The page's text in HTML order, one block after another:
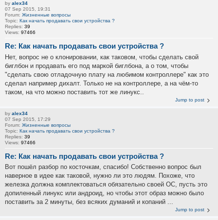
by alex34
07 Sep 2015, 19:31
Forum: Жизненные вопросы
Topic: Как начать продавать свои устройства ?
Replies: 39
Views: 97466
Re: Как начать продавать свои устройства ?
Нет, вопрос не о клонировании, как таковом, чтобы сделать свой
биглбон и продавать его под маркой биглбона, а о том, чтобы
"сделать свою отладочную плату на любимом контроллере" как это
сделал например дихалт. Только не на контроллере, а на чём-то
таком, на что можно поставить тот же линукс..
Jump to post
by alex34
07 Sep 2015, 17:29
Forum: Жизненные вопросы
Topic: Как начать продавать свои устройства ?
Replies: 39
Views: 97466
Re: Как начать продавать свои устройства ?
Вот пошёл разбор по косточкам, спасибо! Собственно вопрос был
наверное в идее как таковой, нужно ли это людям. Похоже, что
железка должна комплектоваться обязательно своей ОС, пусть это
допиленный линукс или андроид, но чтобы этот образ можно было
поставить за 2 минуты, без всяких думаний и копаний ...
Jump to post